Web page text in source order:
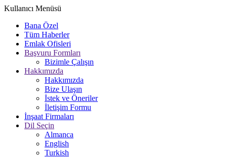
Kullanıcı Menüsü
Bana Özel
Tüm Haberler
Emlak Ofisleri
Başvuru Formları
Bizimle Çalışın
Hakkımızda
Hakkımızda
Bize Ulaşın
İstek ve Öneriler
İletişim Formu
İnşaat Firmaları
Dil Seçin
Almanca
English
Turkish